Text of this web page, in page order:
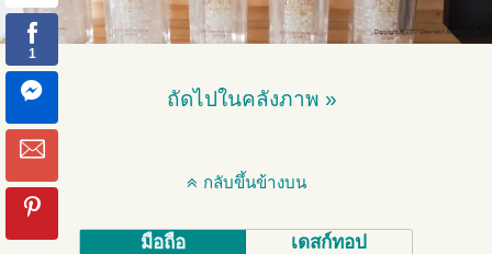
ถัดไปในคลังภาพ »
กลับขึ้นข้างบน
มือถือ เดสก์ทอป